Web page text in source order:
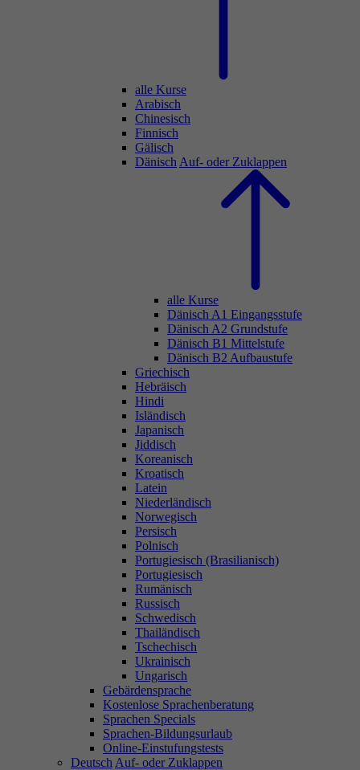
alle Kurse
Arabisch
Chinesisch
Finnisch
Gälisch
Dänisch Auf- oder Zuklappen
alle Kurse
Dänisch A1 Eingangsstufe
Dänisch A2 Grundstufe
Dänisch B1 Mittelstufe
Dänisch B2 Aufbaustufe
Griechisch
Hebräisch
Hindi
Isländisch
Japanisch
Jiddisch
Koreanisch
Kroatisch
Latein
Niederländisch
Norwegisch
Persisch
Polnisch
Portugiesisch (Brasilianisch)
Portugiesisch
Rumänisch
Russisch
Schwedisch
Thailändisch
Tschechisch
Ukrainisch
Ungarisch
Gebärdensprache
Kostenlose Sprachenberatung
Sprachen Specials
Sprachen-Bildungsurlaub
Online-Einstufungstests
Deutsch Auf- oder Zuklappen